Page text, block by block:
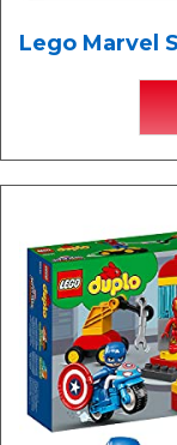
Lego Marvel